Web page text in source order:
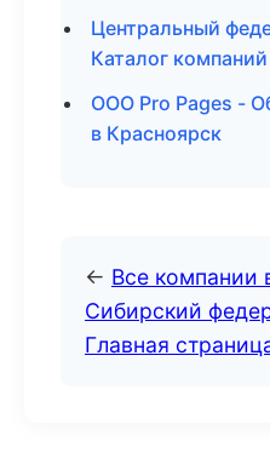
Центральный
Каталог
ООО Pro Pages -
в Красноярск
← Все компании
Сибирский
Главная